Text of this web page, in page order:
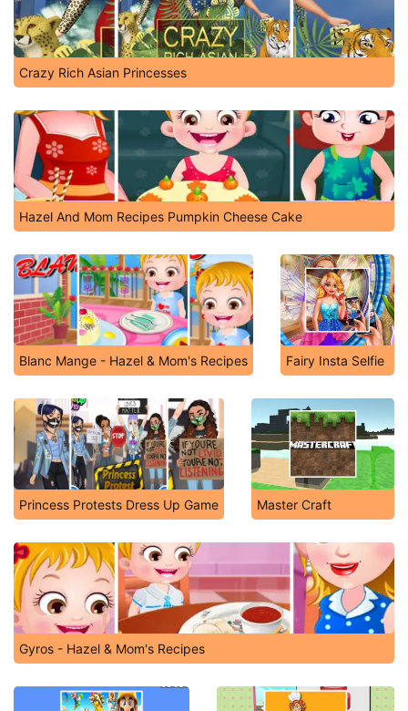
Crazy Rich Asian Princesses
Hazel And Mom Recipes Pumpkin Cheese Cake
Blanc Mange - Hazel & Mom's Recipes Fairy Insta Selfie
Princess Protests Dress Up Game Master Craft
Gyros - Hazel & Mom's Recipes